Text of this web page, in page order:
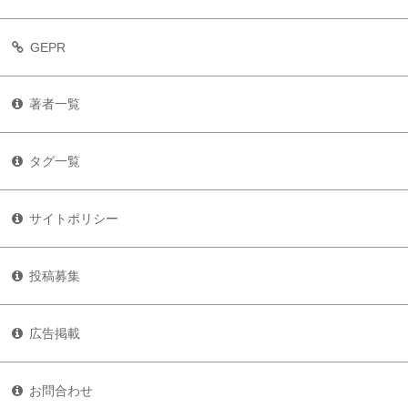
GEPR
著者一覧
タグ一覧
サイトポリシー
投稿募集
広告掲載
お問合わせ